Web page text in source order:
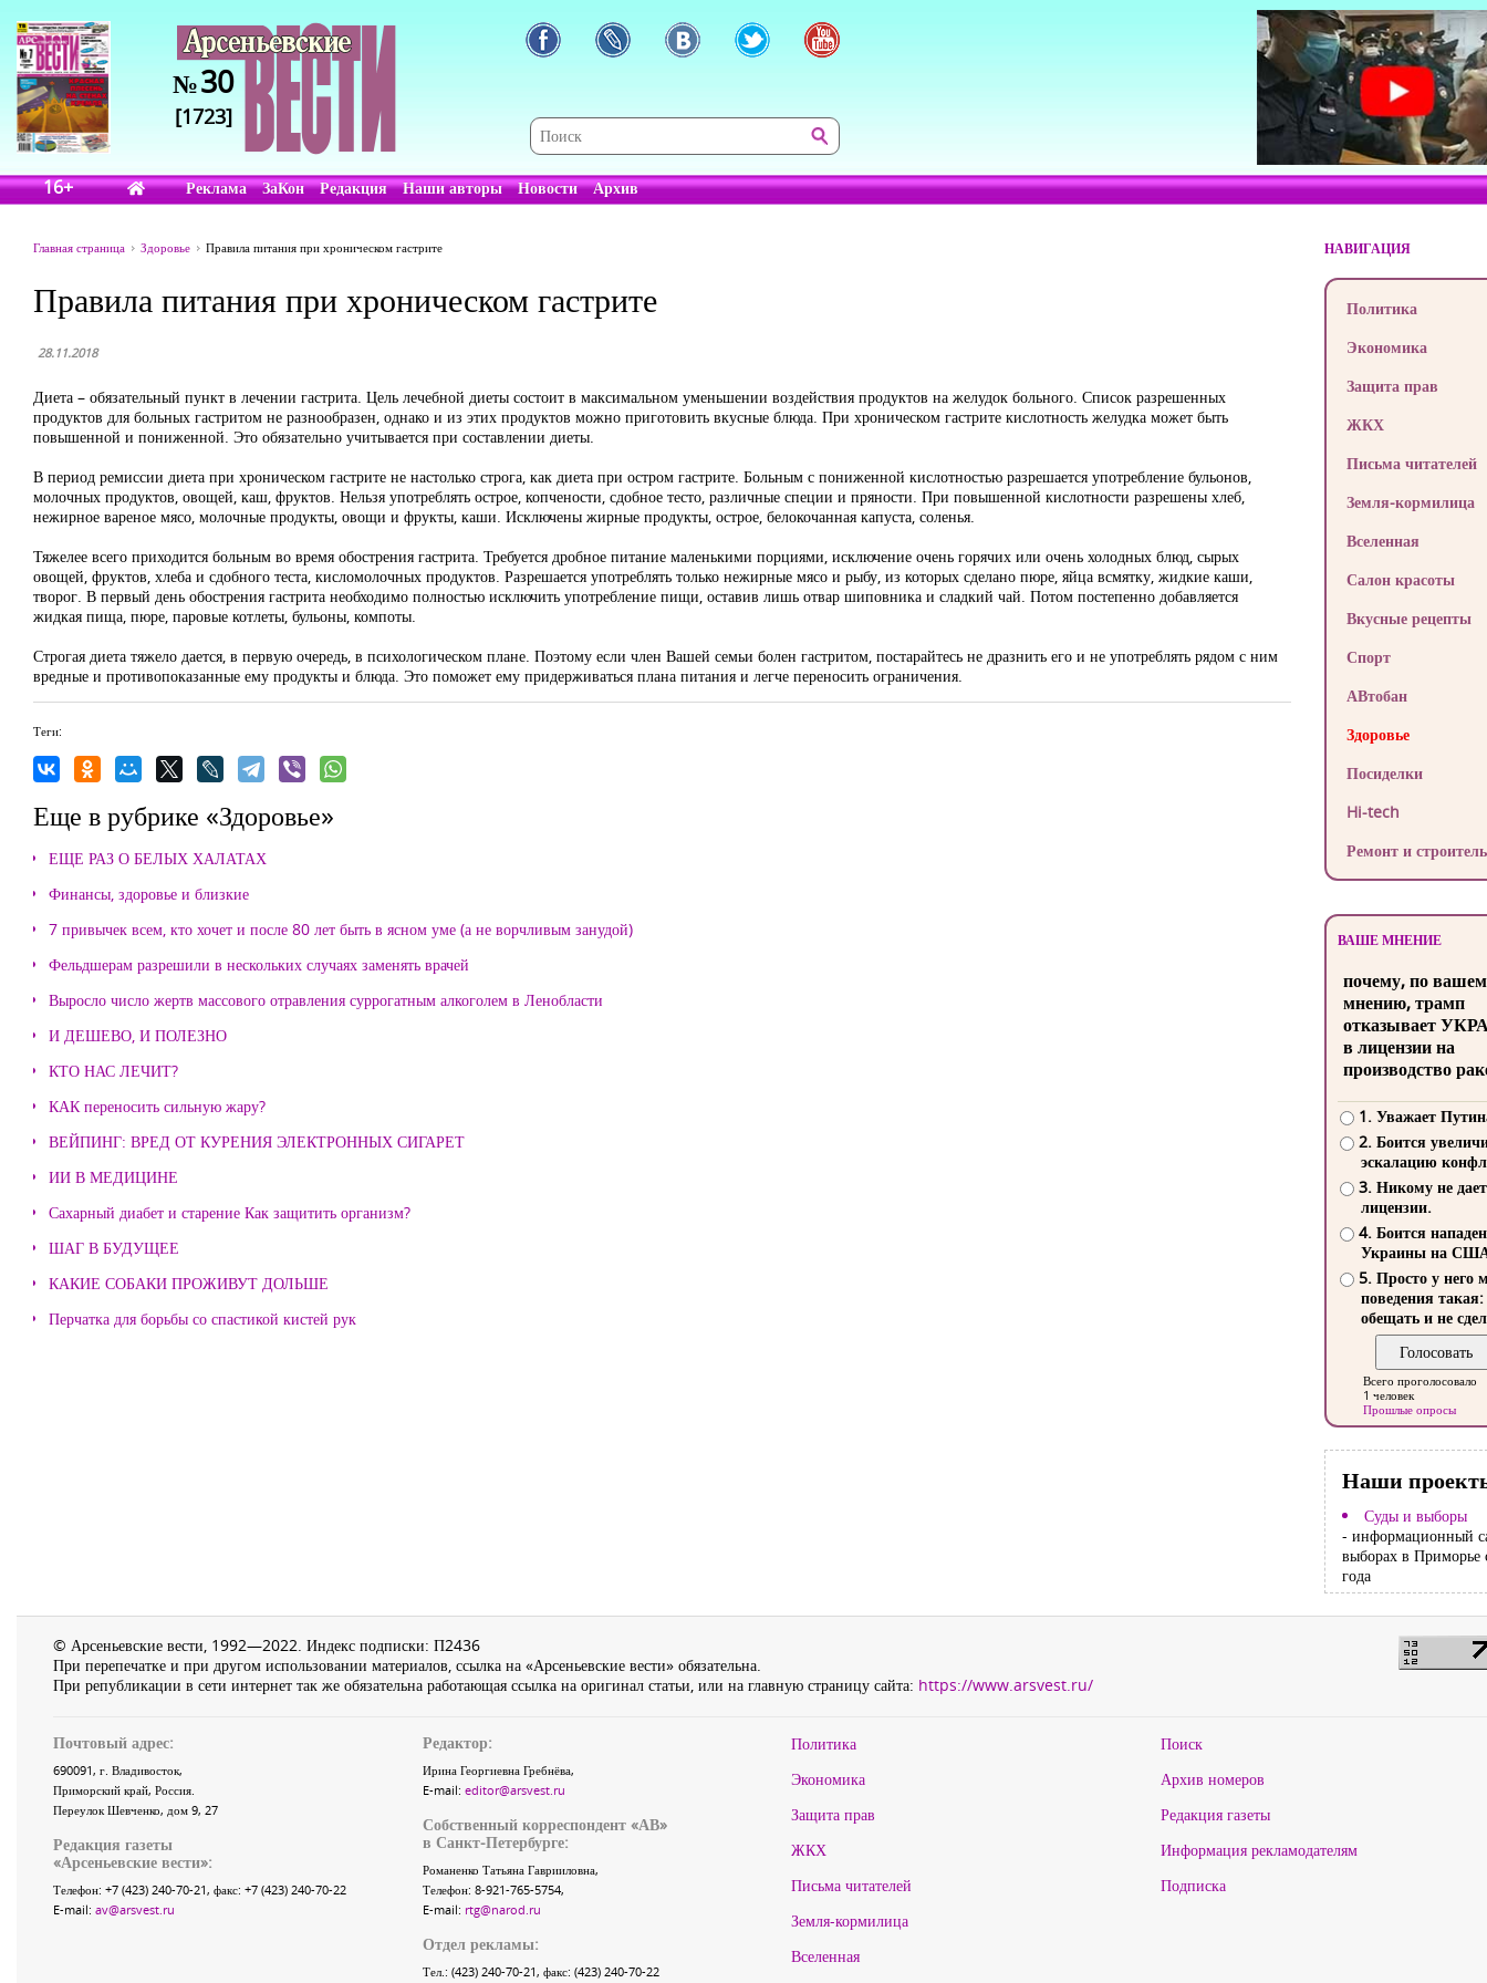
№30
[1723]
16+ Реклама ЗаКон Редакция Наши авторы Новости Архив
Главная страница Здоровье Правила питания при хроническом гастрите
Правила питания при хроническом гастрите
28.11.2018
Диета – обязательный пункт в лечении гастрита. Цель лечебной диеты состоит в максимальном уменьшении воздействия продуктов на желудок больного. Список разрешенных
продуктов для больных гастритом не разнообразен, однако и из этих продуктов можно приготовить вкусные блюда. При хроническом гастрите кислотность желудка может быть
повышенной и пониженной. Это обязательно учитывается при составлении диеты.
В период ремиссии диета при хроническом гастрите не настолько строга, как диета при остром гастрите. Больным с пониженной кислотностью разрешается употребление бульонов,
молочных продуктов, овощей, каш, фруктов. Нельзя употреблять острое, копчености, сдобное тесто, различные специи и пряности. При повышенной кислотности разрешены хлеб,
нежирное вареное мясо, молочные продукты, овощи и фрукты, каши. Исключены жирные продукты, острое, белокочанная капуста, соленья.
Тяжелее всего приходится больным во время обострения гастрита. Требуется дробное питание маленькими порциями, исключение очень горячих или очень холодных блюд, сырых
овощей, фруктов, хлеба и сдобного теста, кисломолочных продуктов. Разрешается употреблять только нежирные мясо и рыбу, из которых сделано пюре, яйца всмятку, жидкие каши,
творог. В первый день обострения гастрита необходимо полностью исключить употребление пищи, оставив лишь отвар шиповника и сладкий чай. Потом постепенно добавляется
жидкая пища, пюре, паровые котлеты, бульоны, компоты.
Строгая диета тяжело дается, в первую очередь, в психологическом плане. Поэтому если член Вашей семьи болен гастритом, постарайтесь не дразнить его и не употреблять рядом с ним
вредные и противопоказанные ему продукты и блюда. Это поможет ему придерживаться плана питания и легче переносить ограничения.
Теги:
Еще в рубрике «Здоровье»
ЕЩЕ РАЗ О БЕЛЫХ ХАЛАТАХ
Финансы, здоровье и близкие
7 привычек всем, кто хочет и после 80 лет быть в ясном уме (а не ворчливым занудой)
Фельдшерам разрешили в нескольких случаях заменять врачей
Выросло число жертв массового отравления суррогатным алкоголем в Ленобласти
И ДЕШЕВО, И ПОЛЕЗНО
КТО НАС ЛЕЧИТ?
КАК переносить сильную жару?
ВЕЙПИНГ: ВРЕД ОТ КУРЕНИЯ ЭЛЕКТРОННЫХ СИГАРЕТ
ИИ В МЕДИЦИНЕ
Сахарный диабет и старение Как защитить организм?
ШАГ В БУДУЩЕЕ
КАКИЕ СОБАКИ ПРОЖИВУТ ДОЛЬШЕ
Перчатка для борьбы со спастикой кистей рук
НАВИГАЦИЯ
Политика
Экономика
Защита прав
ЖКХ
Письма читателей
Земля-кормилица
Вселенная
Салон красоты
Вкусные рецепты
Спорт
АВтобан
Здоровье
Посиделки
Hi-tech
Ремонт и
ВАШЕ МНЕНИЕ
почему, по
мнению, трамп
отказывает
в лицензии на
производство
1. Уважает
2. Боится
эскалацию
3. Никому не
лицензии.
4. Боится
Украины на
5. Просто у него
поведения такая:
обещать и не
Всего проголосовало
1 человек
Прошлые опросы
Наши
Суды и выборы
- информационный
выборах в Приморье
года
© Арсеньевские вести, 1992—2022. Индекс подписки: П2436
При перепечатке и при другом использовании материалов, ссылка на «Арсеньевские вести» обязательна.
При републикации в сети интернет так же обязательна работающая ссылка на оригинал статьи, или на главную страницу сайта: https://www.arsvest.ru/
Почтовый адрес:
690091, г. Владивосток,
Приморский край, Россия.
Переулок Шевченко, дом 9, 27
Редакция газеты
«Арсеньевские вести»:
Телефон: +7 (423) 240-70-21, факс: +7 (423) 240-70-22
E-mail: av@arsvest.ru
Редактор:
Ирина Георгиевна Гребнёва,
E-mail: editor@arsvest.ru
Собственный корреспондент «АВ»
в Санкт-Петербурге:
Романенко Татьяна Гаврииловна,
Телефон: 8-921-765-5754,
E-mail: rtg@narod.ru
Отдел рекламы:
Тел.: (423) 240-70-21, факс: (423) 240-70-22
Политика
Экономика
Защита прав
ЖКХ
Письма читателей
Земля-кормилица
Вселенная
Поиск
Архив номеров
Редакция газеты
Информация рекламодателям
Подписка